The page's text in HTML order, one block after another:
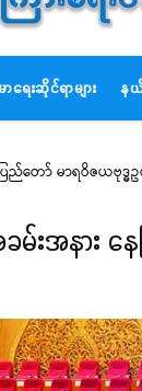
ာရေးဆိုင်ရာများ နယ်
ည်တော် မာရဝိဇယဗု
းအနား